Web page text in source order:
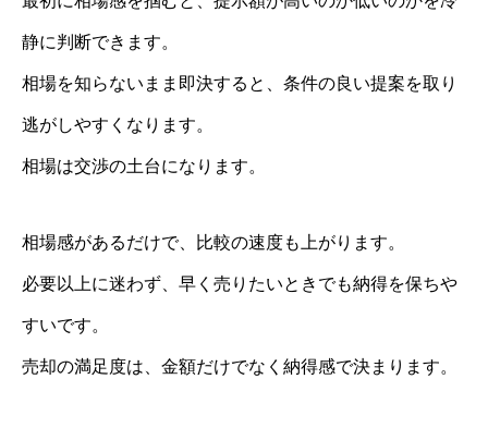
静に判断できます。
相場を知らないまま即決すると、条件の良い提案を取り
逃がしやすくなります。
相場は交渉の土台になります。
相場感があるだけで、比較の速度も上がります。
必要以上に迷わず、早く売りたいときでも納得を保ちや
すいです。
売却の満足度は、金額だけでなく納得感で決まります。